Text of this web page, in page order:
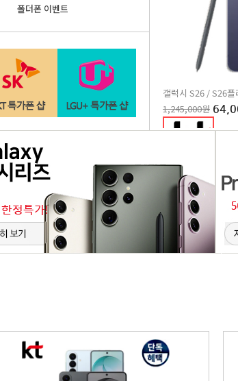
폴더폰 이벤트
갤럭시 S26 / S26
1,245,000원
BEST